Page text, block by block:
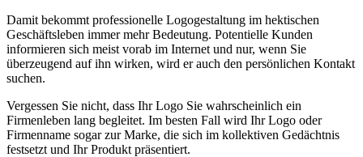
Damit bekommt professionelle Logogestaltung im hektischen
Geschäftsleben immer mehr Bedeutung. Potentielle Kunden
informieren sich meist vorab im Internet und nur, wenn Sie
überzeugend auf ihn wirken, wird er auch den persönlichen Kontakt
suchen.
Vergessen Sie nicht, dass Ihr Logo Sie wahrscheinlich ein
Firmenleben lang begleitet. Im besten Fall wird Ihr Logo oder
Firmenname sogar zur Marke, die sich im kollektiven Gedächtnis
festsetzt und Ihr Produkt präsentiert.